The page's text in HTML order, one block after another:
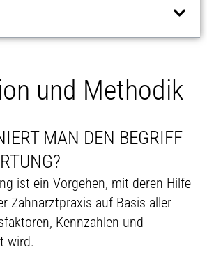
und Methodik
MAN DEN BEGRIFF
ist ein Vorgehen, mit deren Hilfe
Zahnarztpraxis auf Basis aller
Kennzahlen und
wird.